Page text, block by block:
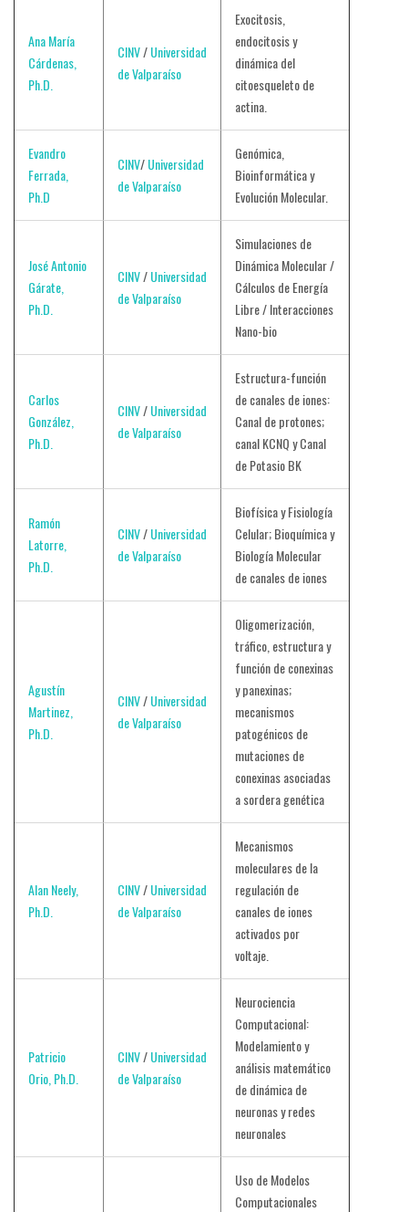
Ana María
Cárdenas,
Ph.D.
CINV/Universidad
de Valparaíso
Exocitosis,
endocitosis y
dinámica del
citoesqueleto de
actina.
Evandro
Ferrada,
Ph.D
CINV/Universidad
de Valparaíso
Genómica,
Bioinformática y
Evolución Molecular.
José Antonio
Gárate,
Ph.D.
CINV/Universidad
de Valparaíso
Simulaciones de
Dinámica Molecular /
Cálculos de Energía
Libre / Interacciones
Nano-bio
Carlos
González,
Ph.D.
CINV/Universidad
de Valparaíso
Estructura-función
de canales de iones:
Canal de protones;
canal KCNQ y Canal
de Potasio BK
Ramón
Latorre,
Ph.D.
CINV/Universidad
de Valparaíso
Biofísica y Fisiología
Celular; Bioquímica y
Biología Molecular
de canales de iones
Agustín
Martinez,
Ph.D.
CINV/Universidad
de Valparaíso
Oligomerización,
tráfico, estructura y
función de conexinas
y panexinas;
mecanismos
patogénicos de
mutaciones de
conexinas asociadas
a sordera genética
Alan Neely,
Ph.D.
CINV/Universidad
de Valparaíso
Mecanismos
moleculares de la
regulación de
canales de iones
activados por
voltaje.
Patricio
Orio, Ph.D.
CINV/Universidad
de Valparaíso
Neurociencia
Computacional:
Modelamiento y
análisis matemático
de dinámica de
neuronas y redes
neuronales
Uso de Modelos
Computacionales